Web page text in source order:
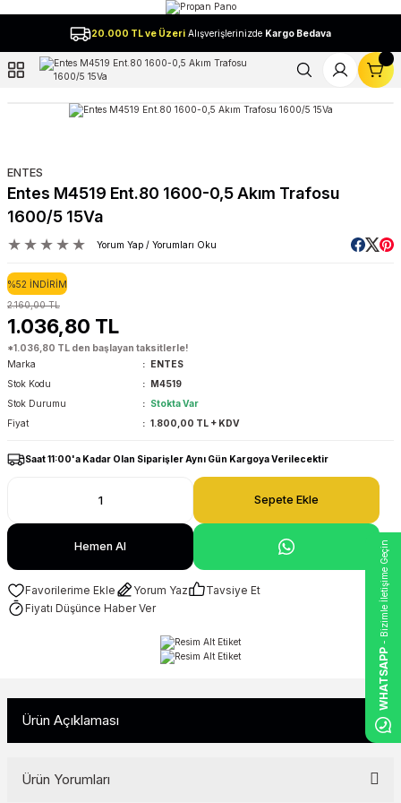
20.000 TL ve Üzeri Alışverişlerinizde Kargo Bedava
ENTES
Entes M4519 Ent.80 1600-0,5 Akım Trafosu
1600/5 15Va
Yorum Yap / Yorumları Oku
%52 İNDİRİM
2.160,00 TL
1.036,80 TL
*1.036,80 TL den başlayan taksitlerle!
Marka
ENTES
Stok Kodu
M4519
Stok Durumu
Stokta Var
Fiyat
1.800,00 TL + KDV
Saat 11:00'a Kadar Olan Siparişler Aynı Gün Kargoya Verilecektir
Sepete Ekle
Hemen Al
Yorum Yaz
Tavsiye Et
Fiyatı Düşünce Haber Ver
Ürün Açıklaması
Ürün Yorumları
WHATSAPP
- Bizimle İletişime Geçin